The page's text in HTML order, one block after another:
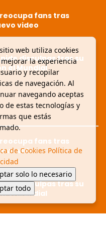
fans tras
video
disculpas tras su
el Mundial
fans tras
video
disculpas tras su
el Mundial
web utiliza cookies
la experiencia
y recopilar
de navegación. Al
navegando aceptas
de estas tecnologías y
que estás
de Cookies Política de
solo lo necesario
todo